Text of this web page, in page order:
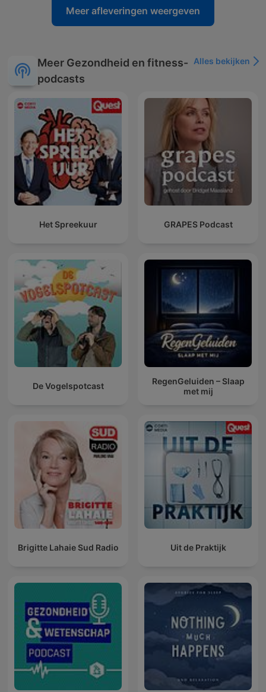
Meer afleveringen weergeven
Meer Gezondheid en fitness-
podcasts
Alles bekijken
Het Spreekuur GRAPES Podcast
De Vogelspotcast
RegenGeluiden – Slaap
met mij
Brigitte Lahaie Sud Radio Uit de Praktijk